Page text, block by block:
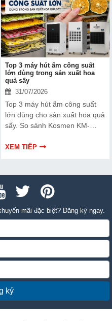
Top 3 máy hút ẩm công suất
lớn dùng trong sản xuất hoa
quả sấy
31/07/2026
Top 3 máy hút ẩm công suất
lớn dùng cho sản xuất hoa quả
sấy. So sánh Kosmen KM-
FujiE HM-1800D theo công
XEM TIẾP
mãi đặc biệt? Đăng ký ngay.
ký